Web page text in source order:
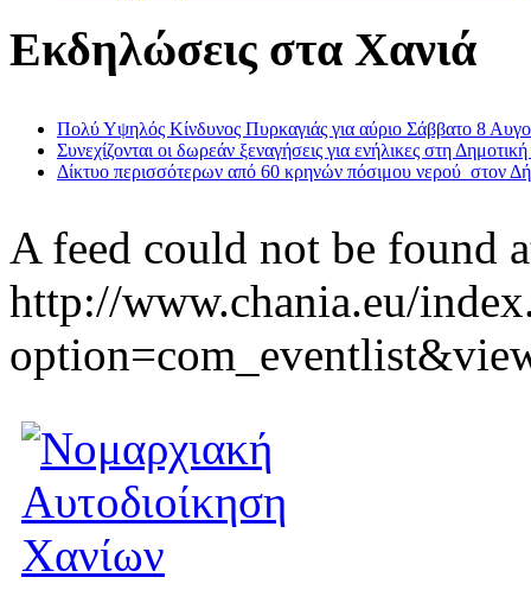
Εκδηλώσεις στα Χανιά
Πολύ Υψηλός Κίνδυνος Πυρκαγιάς για αύριο Σάββατο 8
Συνεχίζονται οι δωρεάν ξεναγήσεις για ενήλικες στη
Δίκτυο περισσότερων από 60 κρηνών πόσιμου νερού στον
A feed could not be found
http://www.chania.eu/